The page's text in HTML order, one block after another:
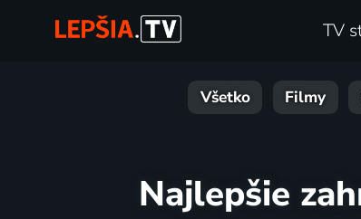
TV
Všetko Filmy
Najlepšie